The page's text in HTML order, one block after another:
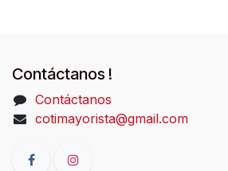
Contáctanos !
Contáctanos
cotimayorista@gmail.com